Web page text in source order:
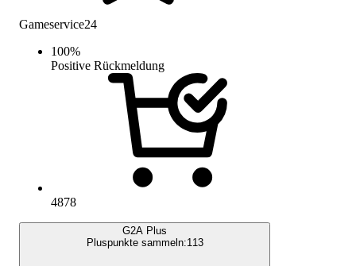
Gameservice24
100%
Positive Rückmeldung
4878
G2A Plus
Pluspunkte sammeln:113